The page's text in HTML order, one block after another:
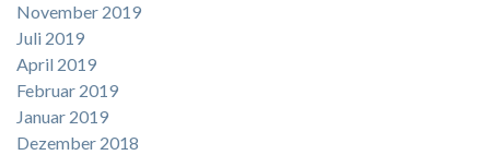
November 2019
Juli 2019
April 2019
Februar 2019
Januar 2019
Dezember 2018